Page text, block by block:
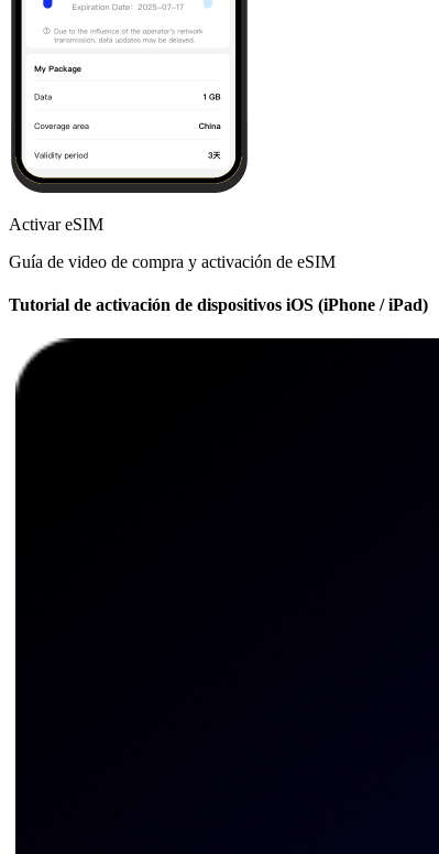
Activar eSIM
Guía de video de compra y activación de eSIM
Tutorial de activación de dispositivos iOS (iPhone / iPad)